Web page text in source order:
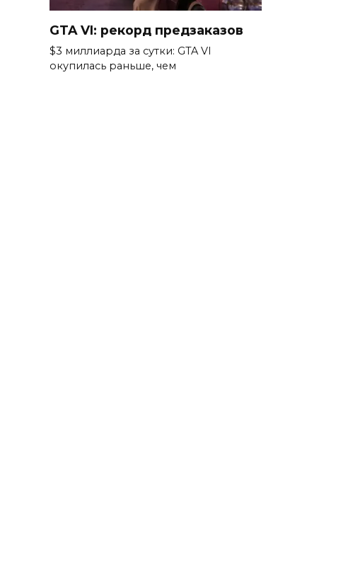
GTA VI: рекорд предзаказов
$3 миллиарда за сутки: GTA VI
окупилась раньше, чем